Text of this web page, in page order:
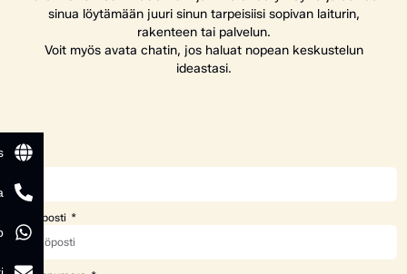
sinua löytämään juuri sinun tarpeisiisi sopivan laiturin,
rakenteen tai palvelun.
Voit myös avata chatin, jos haluat nopean keskustelun
ideastasi.
Nimi
Sähköposti